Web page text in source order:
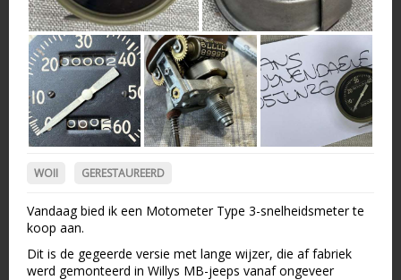
WOII GERESTAUREERD
Vandaag bied ik een Motometer Type 3-snelheidsmeter te
koop aan.
Dit is de gegeerde versie met lange wijzer, die af fabriek
werd gemonteerd in Willys MB-jeeps vanaf ongeveer